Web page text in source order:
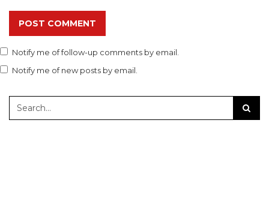
POST COMMENT
Notify me of follow-up comments by email.
Notify me of new posts by email.